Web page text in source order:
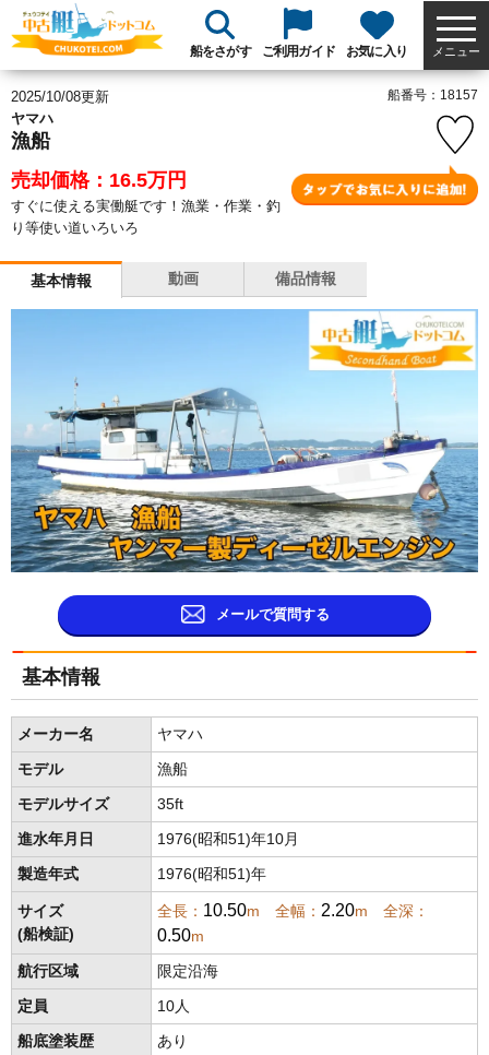
船をさがす ご利用ガイド お気に入り メニュー
2025/10/08更新
ヤマハ
漁船
売却価格：16.5万円
すぐに使える実働艇です！漁業・作業・釣
り等使い道いろいろ
船番号：18157
基本情報 動画 備品情報
メールで質問する
基本情報
メーカー名 ヤマハ
モデル 漁船
モデルサイズ 35ft
進水年月日 1976(昭和51)年10月
製造年式 1976(昭和51)年
サイズ
(船検証)
全長： 10.50m 全幅： 2.20m 全深：
0.50m
航行区域 限定沿海
定員 10人
船底塗装歴 あり